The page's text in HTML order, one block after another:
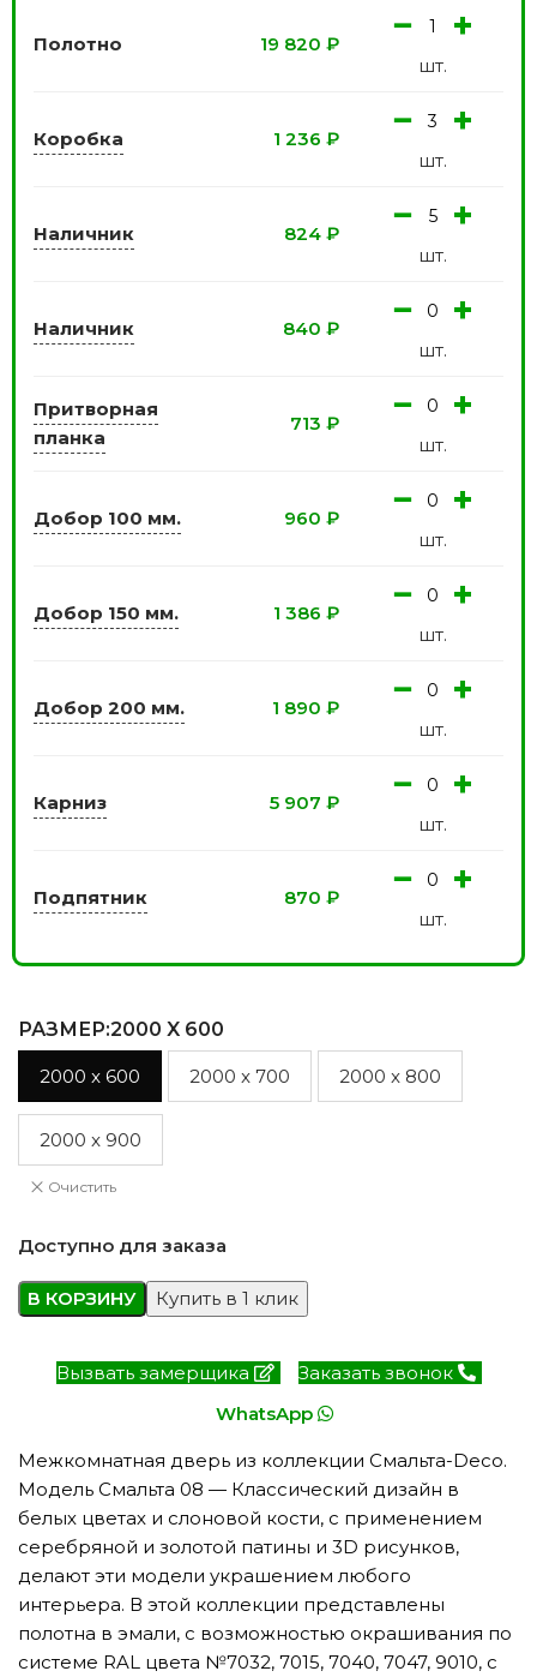
Полотно 19 820 ₽ − +
шт.
Коробка 1 236 ₽ − +
шт.
Наличник 824 ₽ − +
шт.
Наличник 840 ₽ − +
шт.
Притворная
планка
713 ₽ − +
шт.
Добор 100 мм. 960 ₽ − +
шт.
Добор 150 мм. 1 386 ₽ − +
шт.
Добор 200 мм. 1 890 ₽ − +
шт.
Карниз 5 907 ₽ − +
шт.
Подпятник 870 ₽ − +
шт.
РАЗМЕР:2000 X 600
2000 x 600 2000 x 700 2000 x 800
2000 x 900
Очистить
Доступно для заказа
В КОРЗИНУ Купить в 1 клик
Вызвать замерщика
Заказать звонок
WhatsApp
Межкомнатная дверь из коллекции Смальта-Deco.
Модель Смальта 08 — Классический дизайн в
белых цветах и слоновой кости, с применением
серебряной и золотой патины и 3D рисунков,
делают эти модели украшением любого
интерьера. В этой коллекции представлены
полотна в эмали, с возможностью окрашивания по
системе RAL цвета №7032, 7015, 7040, 7047, 9010, с